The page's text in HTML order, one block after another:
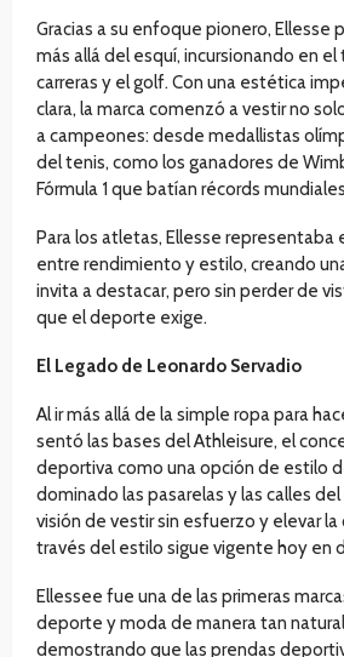
Gracias a su enfoque pionero, Ellesse
más allá del esquí, incursionando en el
carreras y el golf. Con una estética
clara, la marca comenzó a vestir no
a campeones: desde medallistas
del tenis, como los ganadores de
Fórmula 1 que batían récords
Para los atletas, Ellesse
entre rendimiento y estilo, creando
invita a destacar, pero sin perder de
que el deporte exige.
El Legado de Leonardo Servadio
Al ir más allá de la simple ropa para
sentó las bases del Athleisure, el
deportiva como una opción de estilo
dominado las pasarelas y las calles
visión de vestir sin esfuerzo y elevar la
través del estilo sigue vigente hoy en
Ellessee fue una de las primeras
deporte y moda de manera tan
demostrando que las prendas